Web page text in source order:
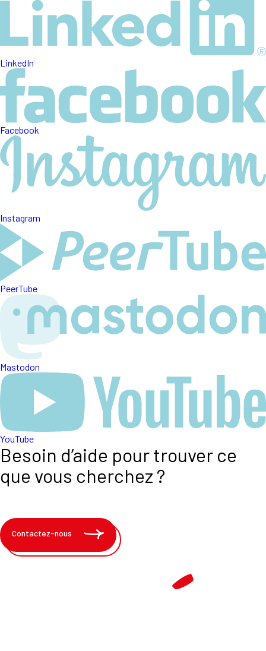
LinkedIn
Facebook
Instagram
PeerTube
Mastodon
YouTube
Besoin d’aide pour trouver ce
que vous cherchez ?
Contactez-nous